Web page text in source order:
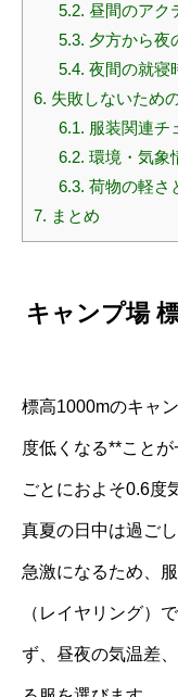
5.2. 昼間のアク
5.3. 夕方から夜
5.4. 夜間の就寝
6. 失敗しないため
6.1. 服装関連チ
6.2. 環境・気象
6.3. 荷物の軽さ
7. まとめ
キャンプ場
標高1000mのキャ
度低くなる**こと
ごとにおよそ0.6度
真夏の日中は過ご
急激になるため、
（レイヤリング）
ず、昼夜の気温差